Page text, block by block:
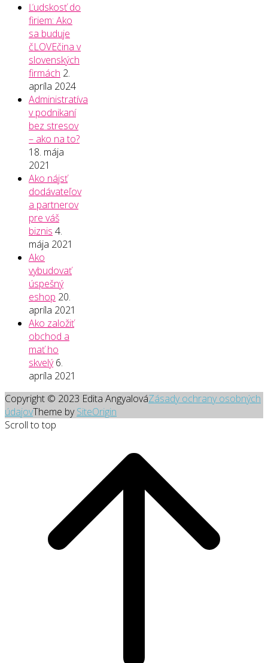
Ľudskosť do
firiem: Ako
sa buduje
čLOVEčina v
slovenských
firmách 2.
apríla 2024
Administratíva
v podnikaní
bez stresov
– ako na to?
18. mája
2021
Ako nájsť
dodávateľov
a partnerov
pre váš
biznis 4.
mája 2021
Ako
vybudovať
úspešný
eshop 20.
apríla 2021
Ako založiť
obchod a
mať ho
skvelý 6.
apríla 2021
Copyright © 2023 Edita AngyalováZásady ochrany osobných
údajovTheme bySiteOrigin
Scroll to top